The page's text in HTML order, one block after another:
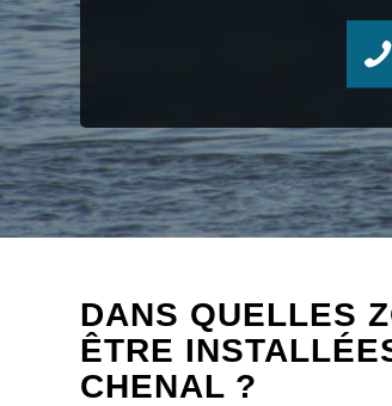
DANS QUELLES
ÊTRE
CHENAL ?